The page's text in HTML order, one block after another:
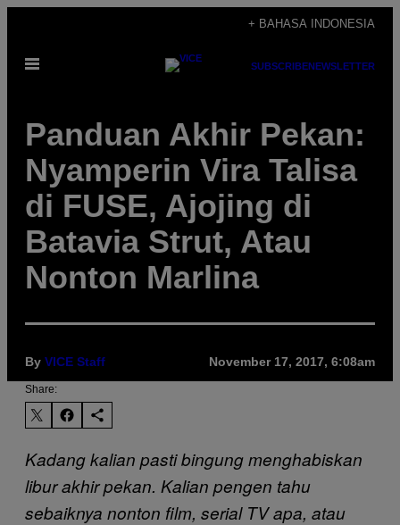
content
+ BAHASA INDONESIA
Open
SUBSCRIBENEWSLETTER
Panduan Akhir Pekan:
Nyamperin Vira Talisa
di FUSE, Ajojing di
Batavia Strut, Atau
Nonton Marlina
By VICE Staff November 17, 2017, 6:08am
Share:
Kadang kalian pasti bingung menghabiskan
libur akhir pekan. Kalian pengen tahu
sebaiknya nonton film, serial TV apa, atau